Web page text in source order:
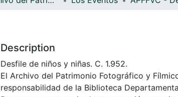
Description
Desfile de niños y niñas. C. 1.952.
El Archivo del Patrimonio Fotográfico y
responsabilidad de la Biblioteca